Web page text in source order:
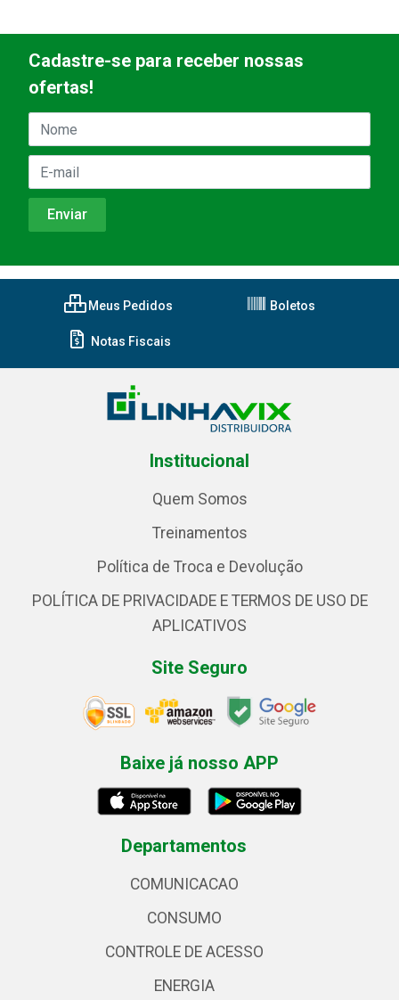
Cadastre-se para receber nossas
ofertas!
Meus Pedidos Boletos
Notas Fiscais
Institucional
Quem Somos
Treinamentos
Política de Troca e Devolução
POLÍTICA DE PRIVACIDADE E TERMOS DE USO DE
APLICATIVOS
Site Seguro
Baixe já nosso APP
Departamentos
COMUNICACAO
CONSUMO
CONTROLE DE ACESSO
ENERGIA